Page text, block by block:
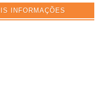
INFORMAÇÕES